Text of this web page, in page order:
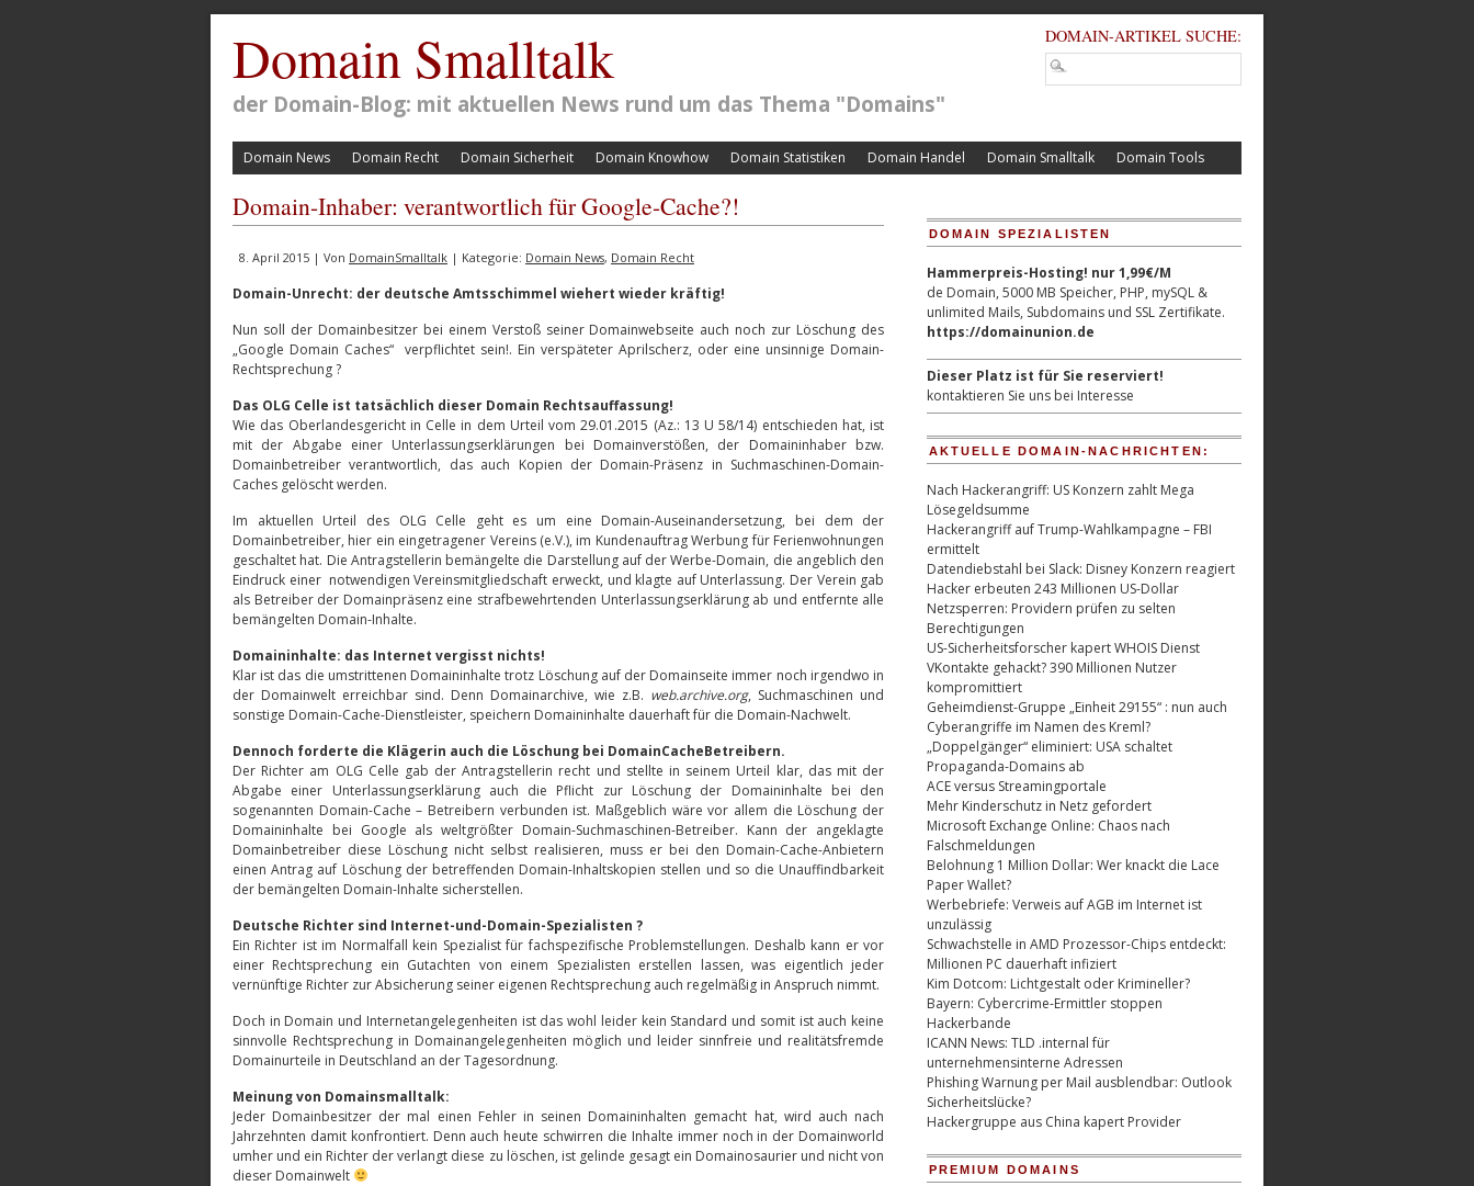
Domain Smalltalk
der Domain-Blog: mit aktuellen News rund um das Thema "Domains"
DOMAIN-ARTIKEL SUCHE:
Domain News Domain Recht Domain Sicherheit Domain Knowhow Domain Statistiken Domain Handel Domain Smalltalk Domain Tools
Domain-Inhaber: verantwortlich für Google-Cache?!
8. April 2015 | Von DomainSmalltalk | Kategorie: Domain News, Domain Recht
Domain-Unrecht: der deutsche Amtsschimmel wiehert wieder kräftig!
Nun soll der Domainbesitzer bei einem Verstoß seiner Domainwebseite auch noch zur Löschung des
„Google Domain Caches“ verpflichtet sein!. Ein verspäteter Aprilscherz, oder eine unsinnige Domain-
Rechtsprechung ?
Das OLG Celle ist tatsächlich dieser Domain Rechtsauffassung!
Wie das Oberlandesgericht in Celle in dem Urteil vom 29.01.2015 (Az.: 13 U 58/14) entschieden hat, ist
mit der Abgabe einer Unterlassungserklärungen bei Domainverstößen, der Domaininhaber bzw.
Domainbetreiber verantwortlich, das auch Kopien der Domain-Präsenz in Suchmaschinen-Domain-
Caches gelöscht werden.
Im aktuellen Urteil des OLG Celle geht es um eine Domain-Auseinandersetzung, bei dem der
Domainbetreiber, hier ein eingetragener Vereins (e.V.), im Kundenauftrag Werbung für Ferienwohnungen
geschaltet hat. Die Antragstellerin bemängelte die Darstellung auf der Werbe-Domain, die angeblich den
Eindruck einer notwendigen Vereinsmitgliedschaft erweckt, und klagte auf Unterlassung. Der Verein gab
als Betreiber der Domainpräsenz eine strafbewehrtenden Unterlassungserklärung ab und entfernte alle
bemängelten Domain-Inhalte.
Domaininhalte: das Internet vergisst nichts!
Klar ist das die umstrittenen Domaininhalte trotz Löschung auf der Domainseite immer noch irgendwo in
der Domainwelt erreichbar sind. Denn Domainarchive, wie z.B. web.archive.org, Suchmaschinen und
sonstige Domain-Cache-Dienstleister, speichern Domaininhalte dauerhaft für die Domain-Nachwelt.
Dennoch forderte die Klägerin auch die Löschung bei DomainCacheBetreibern.
Der Richter am OLG Celle gab der Antragstellerin recht und stellte in seinem Urteil klar, das mit der
Abgabe einer Unterlassungserklärung auch die Pflicht zur Löschung der Domaininhalte bei den
sogenannten Domain-Cache – Betreibern verbunden ist. Maßgeblich wäre vor allem die Löschung der
Domaininhalte bei Google als weltgrößter Domain-Suchmaschinen-Betreiber. Kann der angeklagte
Domainbetreiber diese Löschung nicht selbst realisieren, muss er bei den Domain-Cache-Anbietern
einen Antrag auf Löschung der betreffenden Domain-Inhaltskopien stellen und so die Unauffindbarkeit
der bemängelten Domain-Inhalte sicherstellen.
Deutsche Richter sind Internet-und-Domain-Spezialisten ?
Ein Richter ist im Normalfall kein Spezialist für fachspezifische Problemstellungen. Deshalb kann er vor
einer Rechtsprechung ein Gutachten von einem Spezialisten erstellen lassen, was eigentlich jeder
vernünftige Richter zur Absicherung seiner eigenen Rechtsprechung auch regelmäßig in Anspruch nimmt.
Doch in Domain und Internetangelegenheiten ist das wohl leider kein Standard und somit ist auch keine
sinnvolle Rechtsprechung in Domainangelegenheiten möglich und leider sinnfreie und realitätsfremde
Domainurteile in Deutschland an der Tagesordnung.
Meinung von Domainsmalltalk:
Jeder Domainbesitzer der mal einen Fehler in seinen Domaininhalten gemacht hat, wird auch nach
Jahrzehnten damit konfrontiert. Denn auch heute schwirren die Inhalte immer noch in der Domainworld
umher und ein Richter der verlangt diese zu löschen, ist gelinde gesagt ein Domainosaurier und nicht von
dieser Domainwelt
DOMAIN SPEZIALISTEN
Hammerpreis-Hosting! nur 1,99€/M
de Domain, 5000 MB Speicher, PHP, mySQL &
unlimited Mails, Subdomains und SSL Zertifikate.
https://domainunion.de
Dieser Platz ist für Sie reserviert!
kontaktieren Sie uns bei Interesse
AKTUELLE DOMAIN-NACHRICHTEN:
Nach Hackerangriff: US Konzern zahlt Mega
Lösegeldsumme
Hackerangriff auf Trump-Wahlkampagne – FBI
ermittelt
Datendiebstahl bei Slack: Disney Konzern reagiert
Hacker erbeuten 243 Millionen US-Dollar
Netzsperren: Providern prüfen zu selten
Berechtigungen
US-Sicherheitsforscher kapert WHOIS Dienst
VKontakte gehackt? 390 Millionen Nutzer
kompromittiert
Geheimdienst-Gruppe „Einheit 29155“ : nun auch
Cyberangriffe im Namen des Kreml?
„Doppelgänger“ eliminiert: USA schaltet
Propaganda-Domains ab
ACE versus Streamingportale
Mehr Kinderschutz in Netz gefordert
Microsoft Exchange Online: Chaos nach
Falschmeldungen
Belohnung 1 Million Dollar: Wer knackt die Lace
Paper Wallet?
Werbebriefe: Verweis auf AGB im Internet ist
unzulässig
Schwachstelle in AMD Prozessor-Chips entdeckt:
Millionen PC dauerhaft infiziert
Kim Dotcom: Lichtgestalt oder Krimineller?
Bayern: Cybercrime-Ermittler stoppen
Hackerbande
ICANN News: TLD .internal für
unternehmensinterne Adressen
Phishing Warnung per Mail ausblendbar: Outlook
Sicherheitslücke?
Hackergruppe aus China kapert Provider
PREMIUM DOMAINS